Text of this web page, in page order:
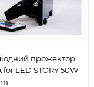
прожектор
for LED STORY 50W